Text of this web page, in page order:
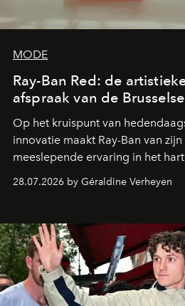
MODE
Ray-Ban Red: de
afspraak van de
Op het kruispunt van
innovatie maakt Ray-Ban van
meeslepende ervaring in het hart
28.07.2026 by Géraldine Verheyen